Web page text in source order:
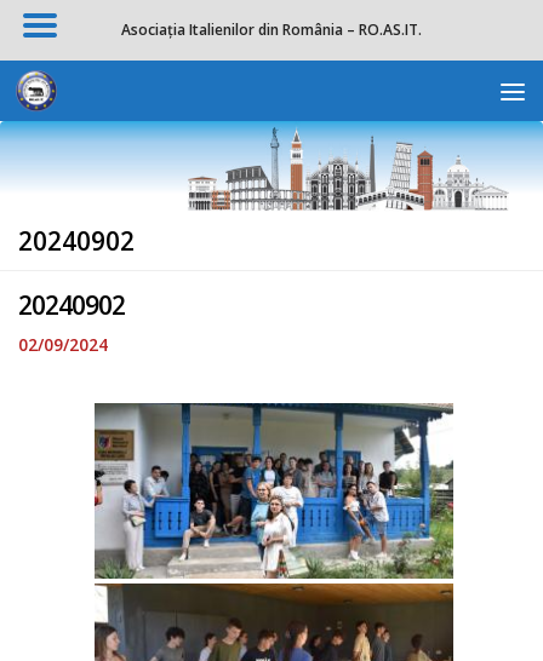
Skip to content
20240902
20240902
02/09/2024
Asociația Italienilor din România – RO.AS.IT.